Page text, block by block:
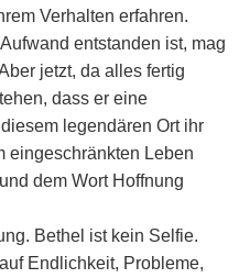
Verhalten erfahren.
entstanden ist, mag
jetzt, da alles fertig
dass er eine
legendären Ort ihr
eingeschränkten Leben
dem Wort Hoffnung
Bethel ist kein Selfie.
Endlichkeit, Probleme,